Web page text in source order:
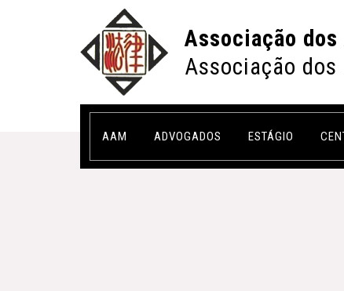
Associação dos
Associação dos
AAM ADVOGADOS ESTÁGIO